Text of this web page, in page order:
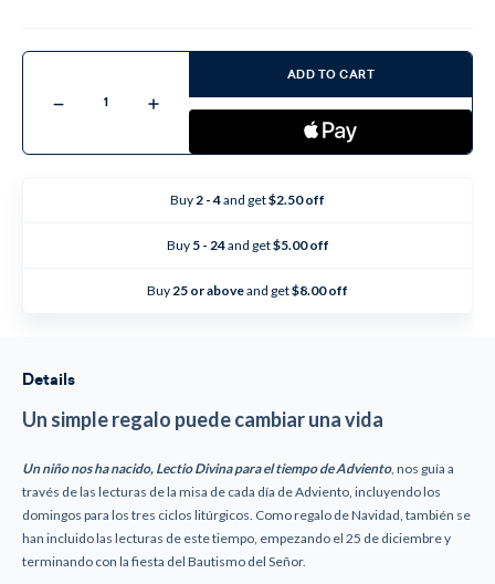
Decrease Increase
Quantity
nacido
ADD TO CART
Buy 2 - 4and get$2.50 off
Buy 5 - 24and get$5.00 off
Buy 25 or aboveand get$8.00 off
Details
Un simple regalo puede cambiar una vida
Un niño nos ha nacido, Lectio Divina para el tiempo de Adviento, nos guía a
través de las lecturas de la misa de cada día de Adviento, incluyendo los
domingos para los tres ciclos litúrgicos. Como regalo de Navidad, también se
han incluido las lecturas de este tiempo, empezando el 25 de diciembre y
terminando con la fiesta del Bautismo del Señor.